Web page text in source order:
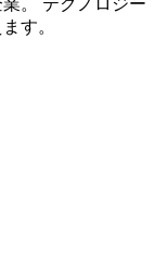
。 テクノロジー
す。